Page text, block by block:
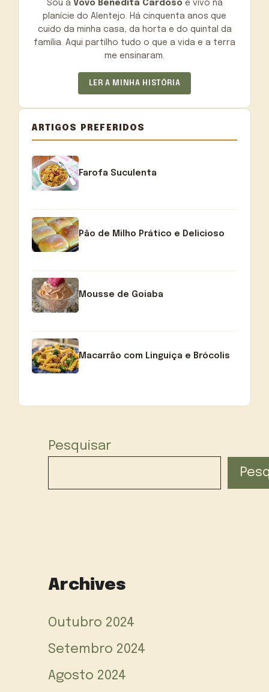
Sou a Vovó Benedita Cardosoe vivo na
planície do Alentejo. Há cinquenta anos que
cuido da minha casa, da horta e do quintal da
família. Aqui partilho tudo o que a vida e a terra
me ensinaram.
LER A MINHA HISTÓRIA
ARTIGOS PREFERIDOS
Farofa Suculenta
Pão de Milho Prático e Delicioso
Mousse de Goiaba
Macarrão com Linguiça e Brócolis
Pesquisar
Archives
Outubro 2024
Setembro 2024
Agosto 2024